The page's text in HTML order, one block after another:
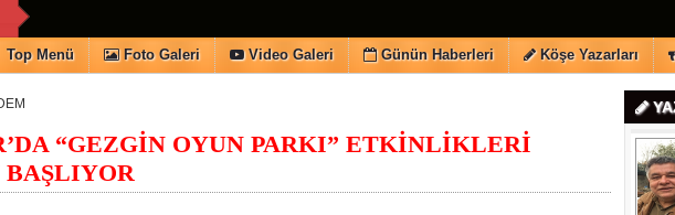
Top Menü Foto Galeri Video Galeri Günün Haberleri Köşe Yazarları
“GEZGİN OYUN PARKI” ETKİNLİKLERİ